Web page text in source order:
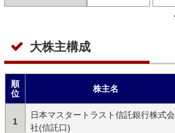
大株主構成
順
位
株主名
1
日本マスタートラスト信託銀行株式会
社(信託口)